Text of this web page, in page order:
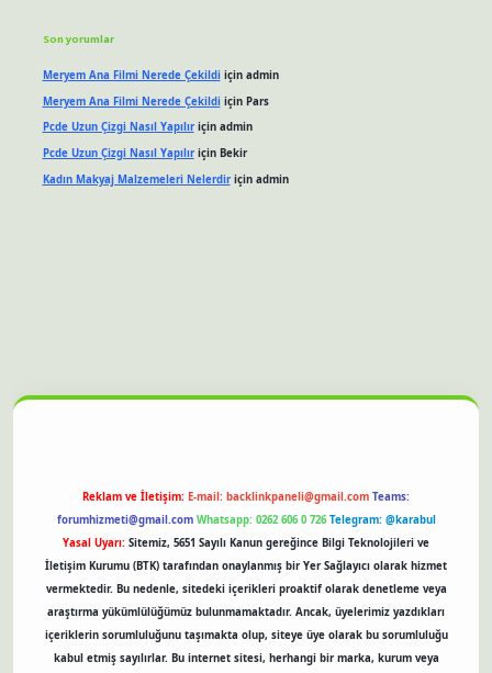
Son yorumlar
Meryem Ana Filmi Nerede Çekildiiçin admin
Meryem Ana Filmi Nerede Çekildiiçin Pars
Pcde Uzun Çizgi Nasıl Yapılıriçin admin
Pcde Uzun Çizgi Nasıl Yapılıriçin Bekir
Kadın Makyaj Malzemeleri Nelerdiriçin admin
Reklam ve İletişim: E-mail: backlinkpaneli@gmail.com Teams:
forumhizmeti@gmail.com Whatsapp: 0262 606 0 726 Telegram: @karabul
Yasal Uyarı: Sitemiz, 5651 Sayılı Kanun gereğince Bilgi Teknolojileri ve
İletişim Kurumu (BTK) tarafından onaylanmış bir Yer Sağlayıcı olarak hizmet
vermektedir. Bu nedenle, sitedeki içerikleri proaktif olarak denetleme veya
araştırma yükümlülüğümüz bulunmamaktadır. Ancak, üyelerimiz yazdıkları
içeriklerin sorumluluğunu taşımakta olup, siteye üye olarak bu sorumluluğu
kabul etmiş sayılırlar. Bu internet sitesi, herhangi bir marka, kurum veya